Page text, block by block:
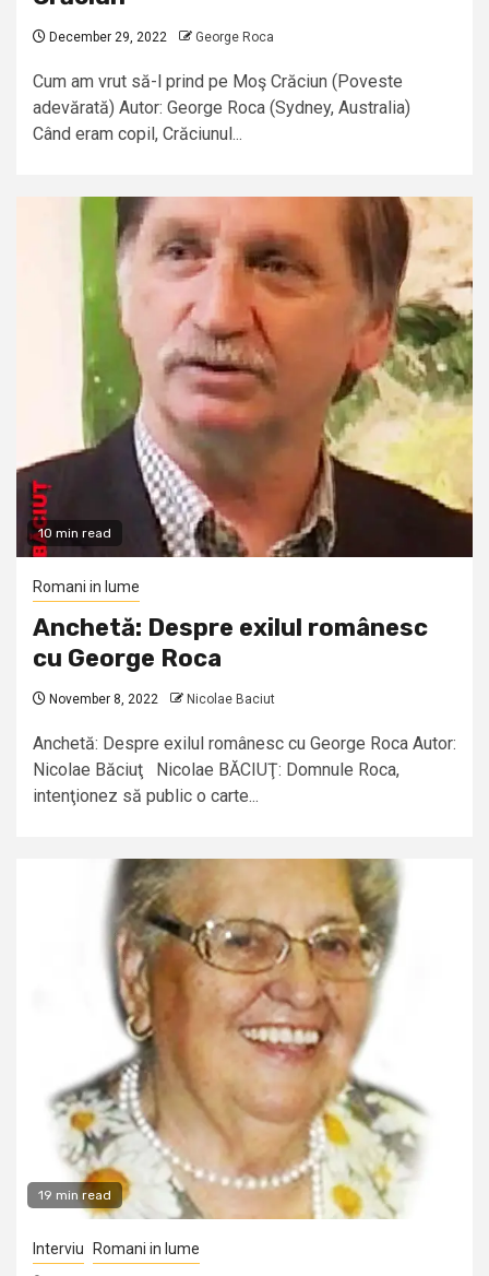
December 29, 2022 George Roca
Cum am vrut să-l prind pe Moş Crăciun (Poveste
adevărată) Autor: George Roca (Sydney, Australia)
Când eram copil, Crăciunul...
10 min read
Romani in lume
Anchetă: Despre exilul românesc
cu George Roca
November 8, 2022 Nicolae Baciut
Anchetă: Despre exilul românesc cu George Roca Autor:
Nicolae Băciuţ Nicolae BĂCIUŢ: Domnule Roca,
intenţionez să public o carte...
19 min read
Interviu Romani in lume